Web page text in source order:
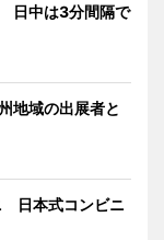
日中は3分間隔で
地域の出展者と
日本式コンビニ